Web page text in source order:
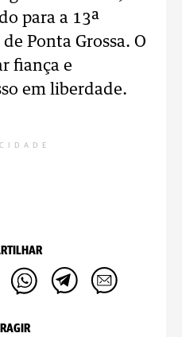
para a 13ª
Ponta Grossa. O
fiança e
em liberdade.